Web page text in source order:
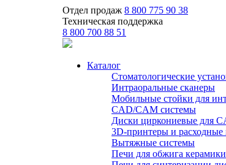
Отдел продаж 8 800 775 90 38
Техническая поддержка
8 800 700 88 51
Каталог
Стоматологические
Интраоральные сканеры
Мобильные стойки для
CAD/CAM системы
Диски циркониевые для
3D-принтеры и расходные
Вытяжные системы
Печи для обжига керамики